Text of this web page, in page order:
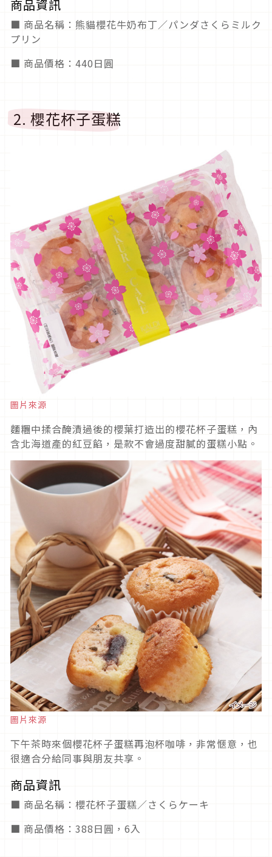
商品資訊
■ 商品名稱：熊貓櫻花牛奶布丁／パンダさくらミルク
プリン
■ 商品價格：440日圓
2. 櫻花杯子蛋糕
圖片來源
麵糰中揉合醃漬過後的櫻葉打造出的櫻花杯子蛋糕，內
含北海道產的紅豆餡，是款不會過度甜膩的蛋糕小點。
圖片來源
下午茶時來個櫻花杯子蛋糕再泡杯咖啡，非常愜意，也
很適合分給同事與朋友共享。
商品資訊
■ 商品名稱：櫻花杯子蛋糕／さくらケーキ
■ 商品價格：388日圓，6入